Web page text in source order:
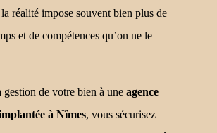
réalité impose souvent bien plus de
et de compétences qu’on ne le
de votre bien à une agence
à Nîmes, vous sécurisez